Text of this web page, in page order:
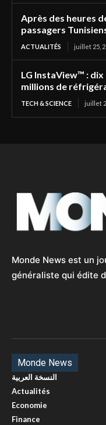
Après des heures
passagers
ACTUALITÉS juillet 25,
LG InstaView™ :
millions de
TECH & SCIENCE juillet
Monde News est un
généraliste qui édite
Monde News
النسخة العربية
Actualités
Economie
Finance